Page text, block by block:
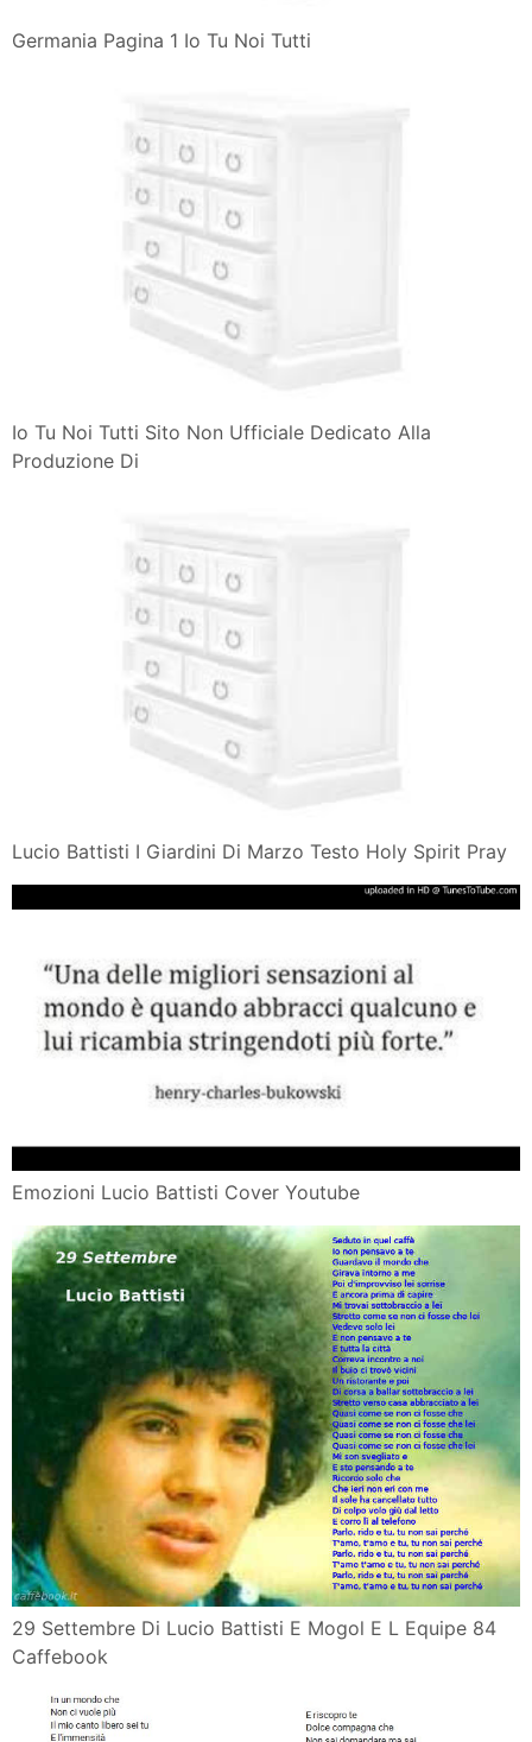
Germania Pagina 1 Io Tu Noi Tutti
Io Tu Noi Tutti Sito Non Ufficiale Dedicato Alla
Produzione Di
Lucio Battisti I Giardini Di Marzo Testo Holy Spirit Pray
Emozioni Lucio Battisti Cover Youtube
29 Settembre Di Lucio Battisti E Mogol E L Equipe 84
Caffebook